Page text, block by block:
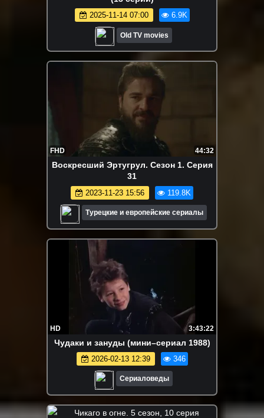
2025-11-14 07:00 6.9K
Old TV movies
FHD 44:32
Воскресший Эртугрул. Сезон 1. Серия
31
2023-11-23 15:56 119.8K
Турецкие и европейские сериалы
HD 3:43:22
Чудаки и зануды (мини–сериал 1988)
2026-02-13 12:39 346
Сериаловеды